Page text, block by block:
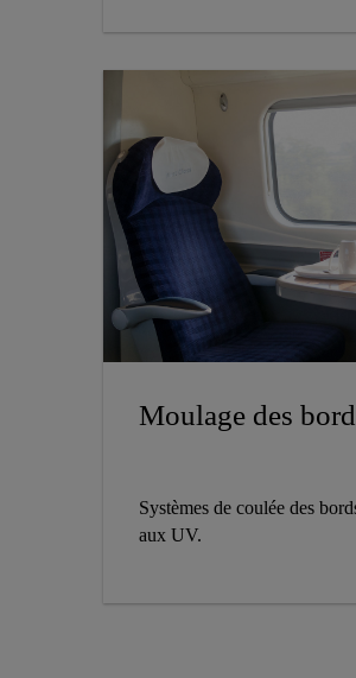
Moulage des
Systèmes de coulée des
aux UV.